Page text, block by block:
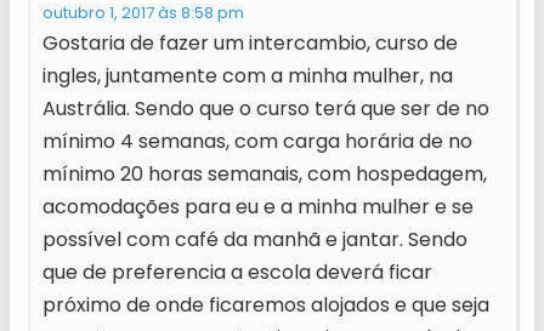
outubro 1, 2017 às 8:58 pm
Gostaria de fazer um intercambio, curso de
ingles, juntamente com a minha mulher, na
Austrália. Sendo que o curso terá que ser de no
mínimo 4 semanas, com carga horária de no
mínimo 20 horas semanais, com hospedagem,
acomodações para eu e a minha mulher e se
possível com café da manhã e jantar. Sendo
que de preferencia a escola deverá ficar
próximo de onde ficaremos alojados e que seja